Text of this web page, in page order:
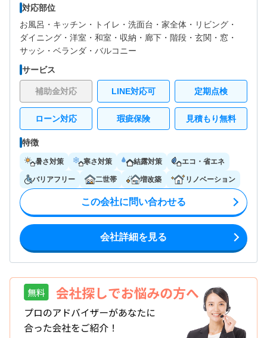
対応部位
お風呂・ キッチン・ トイレ・ 洗面台・ 家全体・ リビング・
ダイニング・ 洋室・ 和室・ 収納・ 廊下・ 階段・ 玄関・ 窓・
サッシ・ ベランダ・バルコニー
サービス
補助金対応 LINE対応可 定期点検
ローン対応 瑕疵保険 見積もり無料
特徴
暑さ対策 寒さ対策 結露対策 エコ・省エネ
バリアフリー 二世帯 増改築 リノベーション
この会社に問い合わせる
会社詳細を見る